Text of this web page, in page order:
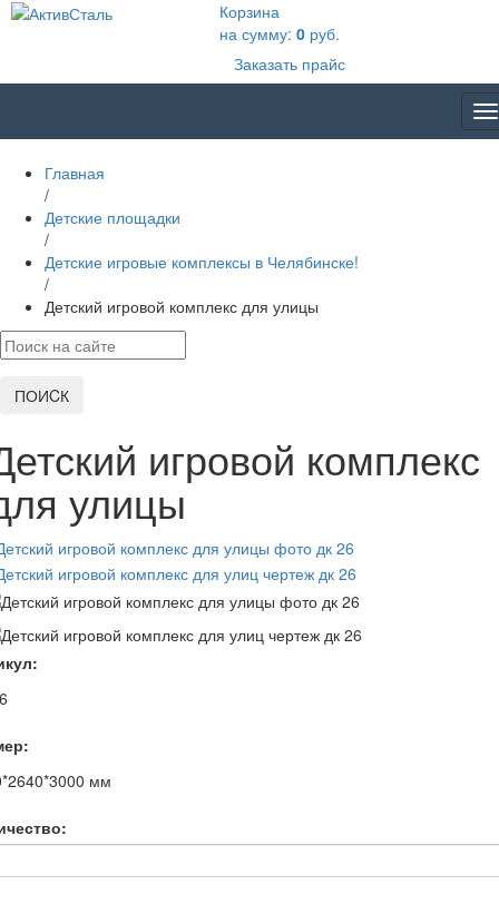
Корзина
на сумму: 0руб.
Заказать прайс
Главная
/
Детские площадки
/
Детские игровые комплексы в Челябинске!
/
Детский игровой комплекс для улицы
ПОИCК
игровой комплекс
улицы
мм